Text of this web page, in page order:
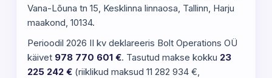
Vana-Lõuna tn 15, Kesklinna linnaosa, Tallinn, Harju
maakond, 10134.
Perioodil 2026 II kv deklareeris Bolt Operations OÜ
käivet 978 770 601 €. Tasutud makse kokku 23
225 242 € (riiklikud maksud 11 282 934 €,